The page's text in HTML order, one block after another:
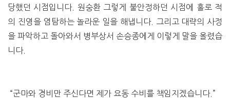
당했던 시점입니다. 원숭환 그렇게 불안정하던 시점에 홀로 적
의 진영을 염탐하는 놀라운 일을 해냅니다. 그리고 대략의 사정
을 파악하고 돌아와서 병부상서 손승종에게 이렇게 말을 올렸습
니다.
“군마와 경비만 주신다면 제가 요동 수비를 책임지겠습니다.”